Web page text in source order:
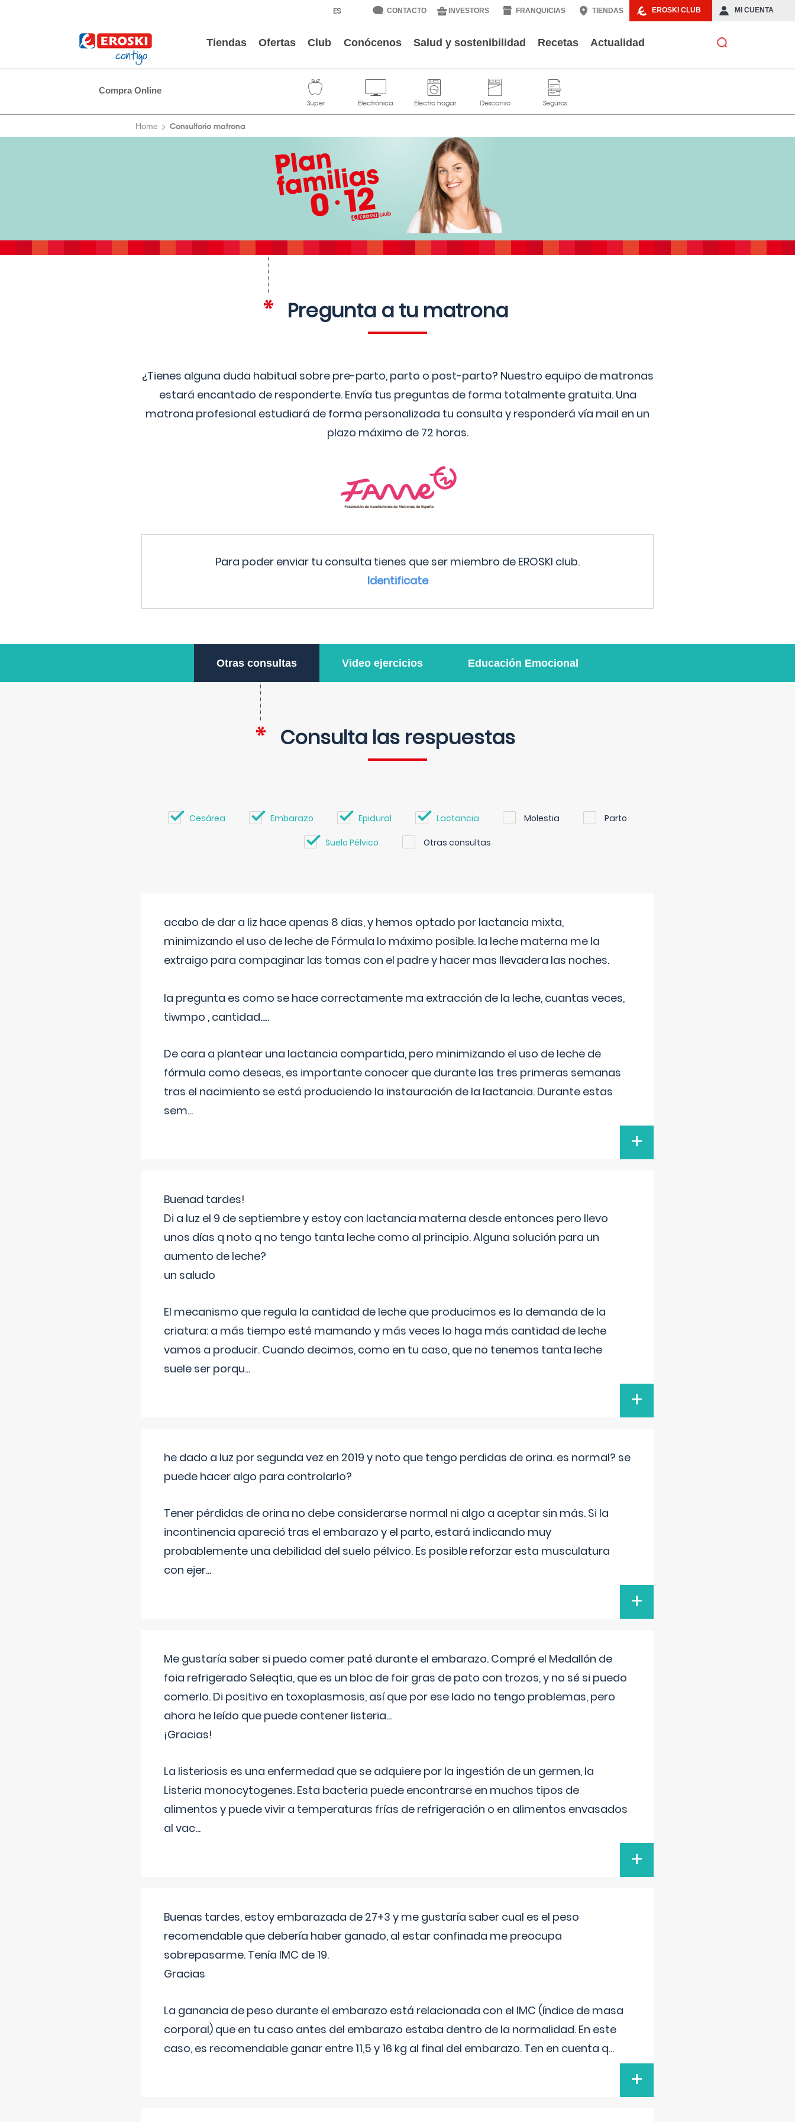
EROSKI CLUB MI CUENTA
CONTACTO INVESTORS FRANQUICIAS TIENDAS
Tiendas Ofertas Club Conócenos Salud y sostenibilidad Recetas Actualidad
Compra Online
Home Consultorio matrona
Pregunta a tu matrona
¿Tienes alguna duda habitual sobre pre-parto, parto o post-parto? Nuestro equipo de matronas
estará encantado de responderte. Envía tus preguntas de forma totalmente gratuita. Una
matrona profesional estudiará de forma personalizada tu consulta y responderá vía mail en un
plazo máximo de 72 horas.
Para poder enviar tu consulta tienes que ser miembro de EROSKI club.
Identificate
Otras consultas Video ejercicios Educación Emocional
Consulta las respuestas
Cesárea Embarazo Epidural Lactancia Molestia Parto
Suelo Pélvico Otras consultas
acabo de dar a liz hace apenas 8 dias, y hemos optado por lactancia mixta,
minimizando el uso de leche de Fórmula lo máximo posible. la leche materna me la
extraigo para compaginar las tomas con el padre y hacer mas llevadera las noches.
la pregunta es como se hace correctamente ma extracción de la leche, cuantas veces,
tiwmpo , cantidad.....
De cara a plantear una lactancia compartida, pero minimizando el uso de leche de
fórmula como deseas, es importante conocer que durante las tres primeras semanas
tras el nacimiento se está produciendo la instauración de la lactancia. Durante estas
sem...
+
Buenad tardes!
Di a luz el 9 de septiembre y estoy con lactancia materna desde entonces pero llevo
unos días q noto q no tengo tanta leche como al principio. Alguna solución para un
aumento de leche?
un saludo
El mecanismo que regula la cantidad de leche que producimos es la demanda de la
criatura: a más tiempo esté mamando y más veces lo haga más cantidad de leche
vamos a producir. Cuando decimos, como en tu caso, que no tenemos tanta leche
suele ser porqu...
+
he dado a luz por segunda vez en 2019 y noto que tengo perdidas de orina. es normal? se
puede hacer algo para controlarlo?
Tener pérdidas de orina no debe considerarse normal ni algo a aceptar sin más. Si la
incontinencia apareció tras el embarazo y el parto, estará indicando muy
probablemente una debilidad del suelo pélvico. Es posible reforzar esta musculatura
con ejer...
+
Me gustaría saber si puedo comer paté durante el embarazo. Compré el Medallón de
foia refrigerado Seleqtia, que es un bloc de foir gras de pato con trozos, y no sé si puedo
comerlo. Di positivo en toxoplasmosis, así que por ese lado no tengo problemas, pero
ahora he leído que puede contener listeria...
¡Gracias!
La listeriosis es una enfermedad que se adquiere por la ingestión de un germen, la
Listeria monocytogenes. Esta bacteria puede encontrarse en muchos tipos de
alimentos y puede vivir a temperaturas frías de refrigeración o en alimentos envasados
al vac...
+
Buenas tardes, estoy embarazada de 27+3 y me gustaría saber cual es el peso
recomendable que debería haber ganado, al estar confinada me preocupa
sobrepasarme. Tenía IMC de 19.
Gracias
La ganancia de peso durante el embarazo está relacionada con el IMC (índice de masa
corporal) que en tu caso antes del embarazo estaba dentro de la normalidad. En este
caso, es recomendable ganar entre 11,5 y 16 kg al final del embarazo. Ten en cuenta q...
+